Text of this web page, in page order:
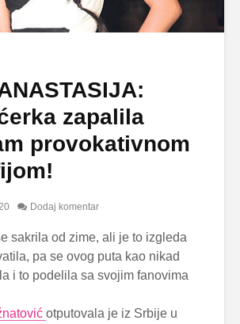
zapalila
provokativnom
Dodaj komentar
sakrila od zime, ali je to izgleda
pa se ovog puta kao nikad
i to podelila sa svojim fanovima
otputovala je iz Srbije u